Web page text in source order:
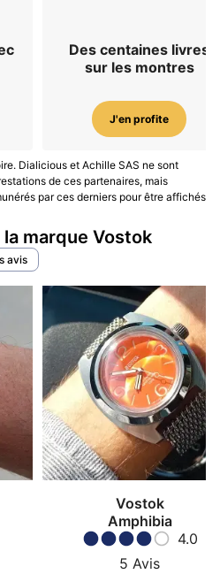
Des centaines livres
sur les montres
J'en profite
Dialicious et Achille SAS ne sont
de ces partenaires, mais
par ces derniers pour être affichés
marque Vostok
avis
Vostok
Amphibia
4.0
5 Avis